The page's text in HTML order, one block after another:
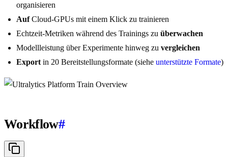
organisieren
AufCloud-GPUs mit einem Klick zu trainieren
Echtzeit-Metriken während des Trainings zu überwachen
Modellleistung über Experimente hinweg zu vergleichen
Export in 20 Bereitstellungsformate (siehe unterstützte Formate)
Workflow#